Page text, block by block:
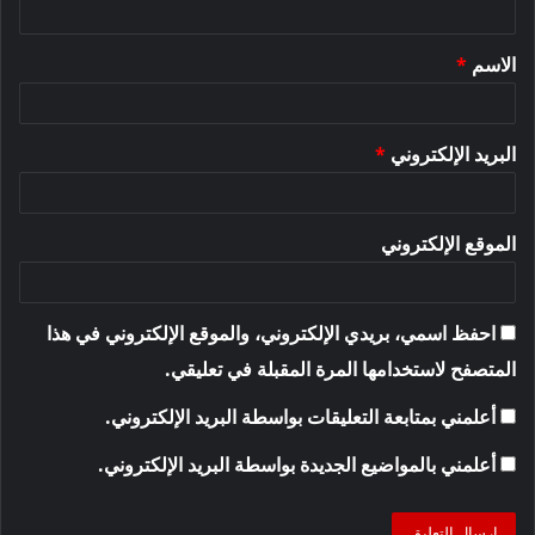
*
الاسم *
البريد الإلكتروني *
الموقع الإلكتروني
احفظ اسمي، بريدي الإلكتروني، والموقع الإلكتروني في هذا
المتصفح لاستخدامها المرة المقبلة في تعليقي.
أعلمني بمتابعة التعليقات بواسطة البريد الإلكتروني.
أعلمني بالمواضيع الجديدة بواسطة البريد الإلكتروني.